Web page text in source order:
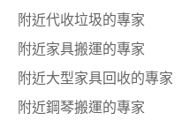
附近代收垃圾的專家
附近家具搬運的專家
附近大型家具回收的專家
附近鋼琴搬運的專家